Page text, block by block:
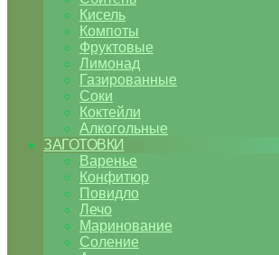
Кисель
Компоты
Фруктовые
Лимонад
Газированные
Соки
Коктейли
Алкогольные
ЗАГОТОВКИ
Варенье
Конфитюр
Повидло
Лечо
Маринование
Соление